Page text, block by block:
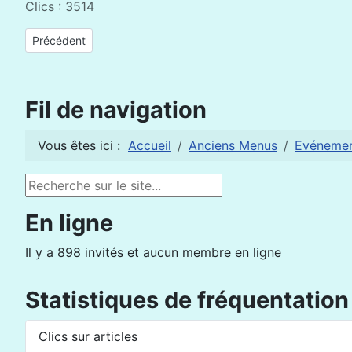
Clics : 3514
Article précédent : Ma Planète Mieux : une Femme du Nord
Précédent
Fil de navigation
Vous êtes ici : Accueil Anciens Menus
Rechercher
En ligne
Il y a 898 invités et aucun membre en ligne
Statistiques de fréquentation
Clics sur articles